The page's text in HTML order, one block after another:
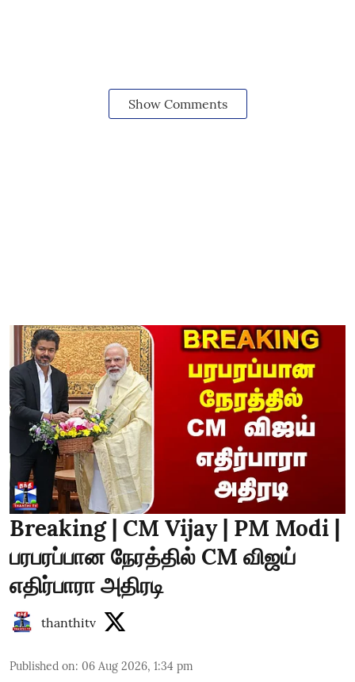
Show Comments
Breaking | CM Vijay | PM Modi |
பரபரப்பான நேரத்தில் CM விஜய்
எதிர்பாரா அதிரடி
thanthitv
Published on: 06 Aug 2026, 1:34 pm